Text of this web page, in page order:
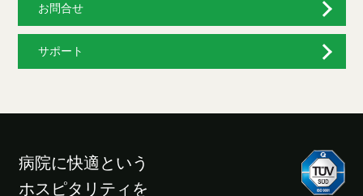
お問合せ
サポート
病院に快適という
ホスピタリティを